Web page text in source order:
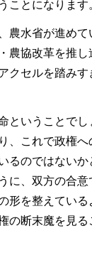
ことになります
農水省が進め
農協改革を推
クセルを踏み
ということで
、これで政権
るのではない
に、双方の合
形を整えている
の断末魔を見